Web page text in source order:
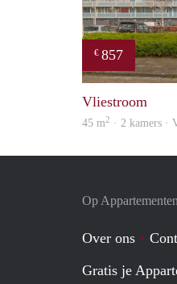
€ 857
Vliestroom
45 m2 · 2 kamers ·
Op
Over ons
Gratis je